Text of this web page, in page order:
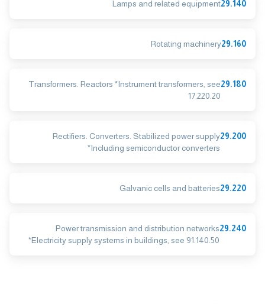
29.140
Lamps and related equipment
29.160
Rotating machinery
29.180
Transformers. Reactors *Instrument transformers, see
17.220.20
29.200
Rectifiers. Converters. Stabilized power supply
*Including semiconductor converters
29.220
Galvanic cells and batteries
29.240
Power transmission and distribution networks
*Electricity supply systems in buildings, see 91.140.50